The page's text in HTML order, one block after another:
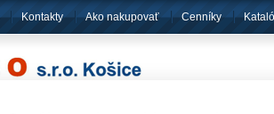
Kontakty Ako nakupovať Cenníky